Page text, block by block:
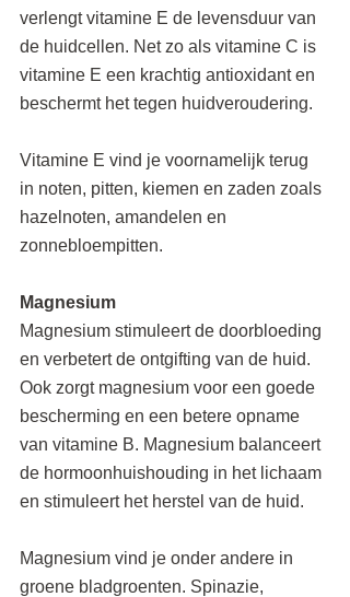
verlengt vitamine E de levensduur van
de huidcellen. Net zo als vitamine C is
vitamine E een krachtig antioxidant en
beschermt het tegen huidveroudering.
Vitamine E vind je voornamelijk terug
in noten, pitten, kiemen en zaden zoals
hazelnoten, amandelen en
zonnebloempitten.
Magnesium
Magnesium stimuleert de doorbloeding
en verbetert de ontgifting van de huid.
Ook zorgt magnesium voor een goede
bescherming en een betere opname
van vitamine B. Magnesium balanceert
de hormoonhuishouding in het lichaam
en stimuleert het herstel van de huid.
Magnesium vind je onder andere in
groene bladgroenten. Spinazie,